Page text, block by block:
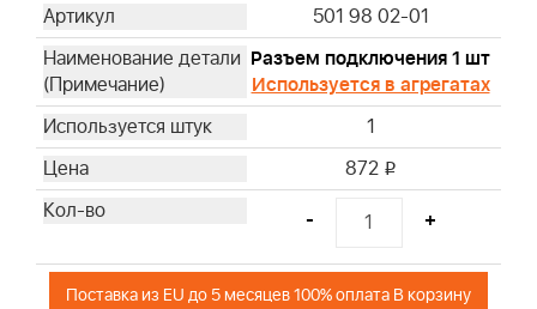
501 98 02-01
Разъем подключения 1 шт
Используется в агрегатах
1
872 i
- +
Поставка из EU до 5 месяцев 100% оплата В корзину